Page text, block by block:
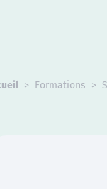
Formations